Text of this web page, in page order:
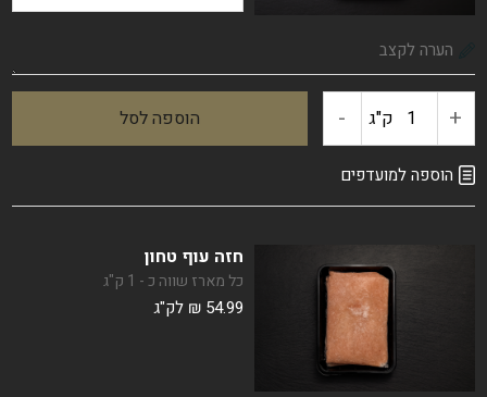
+ כמות
של
ק"ג - הוספה לסל
הוספה למועדפים
חזה עוף טחון
כל מארז שווה כ - 1 ק"ג
₪ 54.99 לק"ג